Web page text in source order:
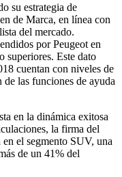
su estrategia de
de Marca, en línea con
del mercado.
por Peugeot en
superiores. Este dato
cuentan con niveles de
las funciones de ayuda
en la dinámica exitosa
la firma del
el segmento SUV, una
de un 41% del